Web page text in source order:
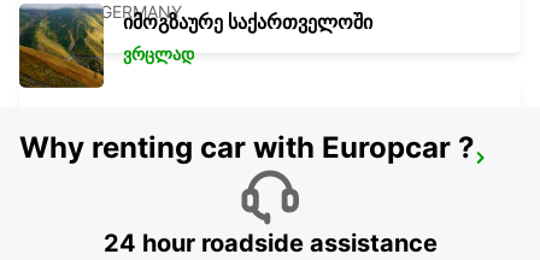
KIEL - GERMANY
VEJLE
იმოგზაურე საქართველოში
ვრცლად
Why renting car with Europcar ?
24 hour roadside assistance